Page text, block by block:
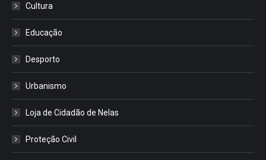
Cultura
Educação
Desporto
Urbanismo
Loja de Cidadão de Nelas
Proteção Civil